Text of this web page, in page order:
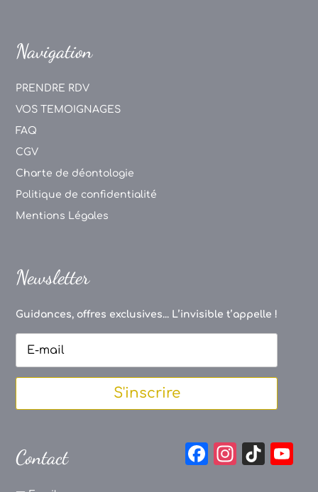
Navigation
PRENDRE RDV
VOS TEMOIGNAGES
FAQ
CGV
Charte de déontologie
Politique de confidentialité
Mentions Légales
Newsletter
Guidances, offres exclusives... L’invisible t’appelle !
S'inscrire
Contact
F
In
Ti